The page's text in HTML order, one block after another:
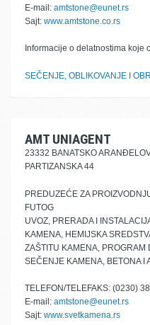
E-mail: amtstone@eunet.rs
Sajt: www.amtstone.co.rs
Informacije o delatnostima koje
SEČENJE, OBLIKOVANJE I
AMT UNIAGENT
23332 BANATSKO
PARTIZANSKA 44
PREDUZEĆE ZA
FUTOG
UVOZ, PRERADA I
KAMENA, HEMIJSKA
ZAŠTITU KAMENA, PROGRAM
SEČENJE KAMENA, BETONA I
TELEFON/TELEFAKS: (0230)
E-mail: amtstone@eunet.rs
Sajt: www.svetkamena.rs